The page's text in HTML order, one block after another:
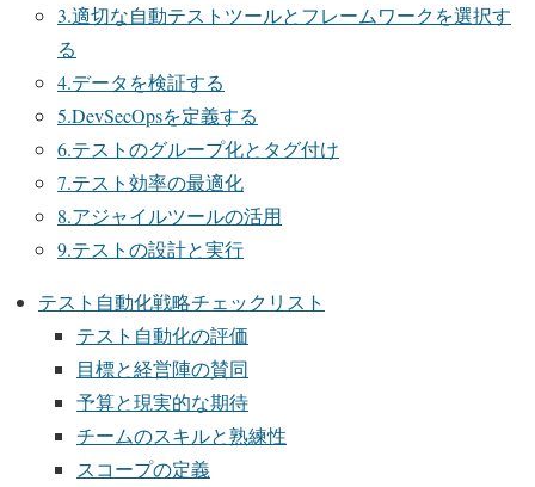
3.適切な自動テストツールとフレームワークを選択す
る
4.データを検証する
5.DevSecOpsを定義する
6.テストのグループ化とタグ付け
7.テスト効率の最適化
8.アジャイルツールの活用
9.テストの設計と実行
テスト自動化戦略チェックリスト
テスト自動化の評価
目標と経営陣の賛同
予算と現実的な期待
チームのスキルと熟練性
スコープの定義